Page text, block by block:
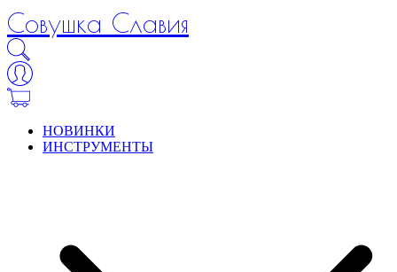
Совушка Славия
НОВИНКИ
ИНСТРУМЕНТЫ